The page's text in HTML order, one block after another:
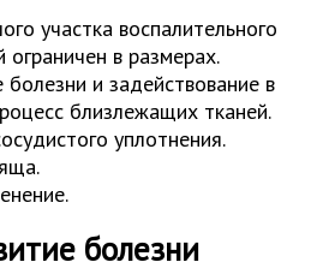
участка воспалительного
ограничен в размерах.
болезни и задействование в
близлежащих тканей.
уплотнения.
болезни